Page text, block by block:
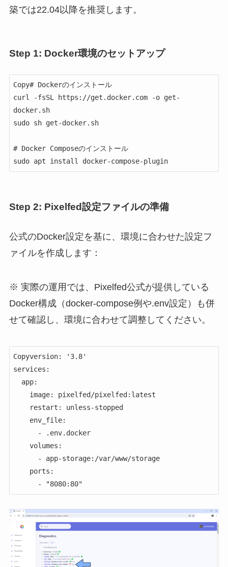
築では22.04以降を推奨します。
Step 1: Docker環境のセットアップ
Copy# Dockerのインストール
curl -fsSL https://get.docker.com -o get-
docker.sh
sudo sh get-docker.sh
# Docker Composeのインストール
sudo apt install docker-compose-plugin
Step 2: Pixelfed設定ファイルの準備
公式のDocker設定を基に、環境に合わせた設定フ
ァイルを作成します：
※ 実際の運用では、Pixelfed公式が提供している
Docker構成（docker-compose例や.env設定）も併
せて確認し、環境に合わせて調整してください。
Copyversion: '3.8'
services: